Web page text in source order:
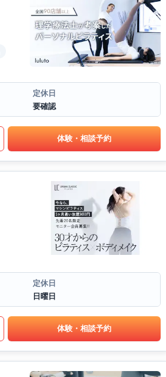
定休日
要確認
体験・相談予約
定休日
日曜日
体験・相談予約